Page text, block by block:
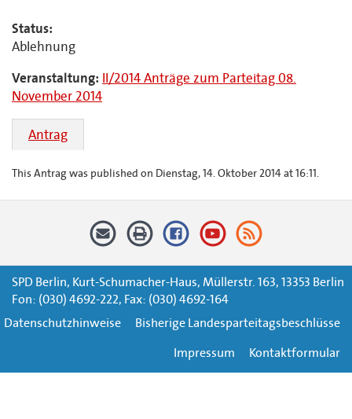
Status:
Ablehnung
Veranstaltung: II/2014 Anträge zum Parteitag 08.
November 2014
Antrag
This Antrag was published on Dienstag, 14. Oktober 2014 at 16:11.
SPD Berlin, Kurt-Schumacher-Haus, Müllerstr. 163, 13353 Berlin
Fon: (030) 4692-222, Fax: (030) 4692-164
Datenschutzhinweise
Bisherige Landesparteitagsbeschlüsse
Impressum
Kontaktformular